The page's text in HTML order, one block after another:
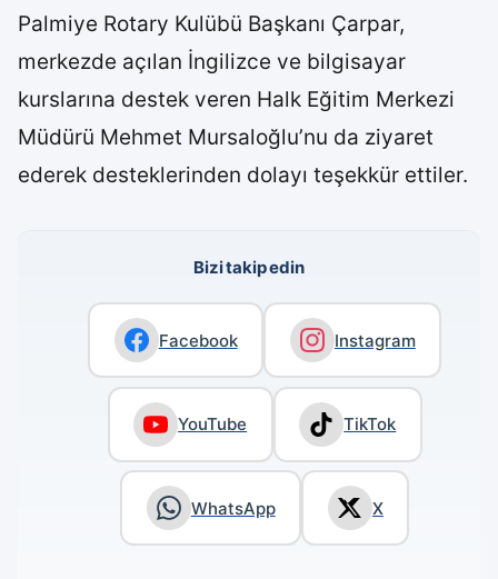
Palmiye Rotary Kulübü Başkanı Çarpar,
merkezde açılan İngilizce ve bilgisayar
kurslarına destek veren Halk Eğitim Merkezi
Müdürü Mehmet Mursaloğlu’nu da ziyaret
ederek desteklerinden dolayı teşekkür ettiler.
Bizi takip edin
Facebook Instagram
YouTube TikTok
WhatsApp X